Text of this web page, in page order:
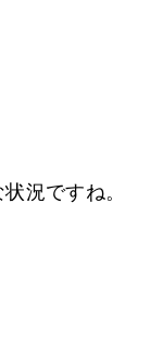
況ですね。